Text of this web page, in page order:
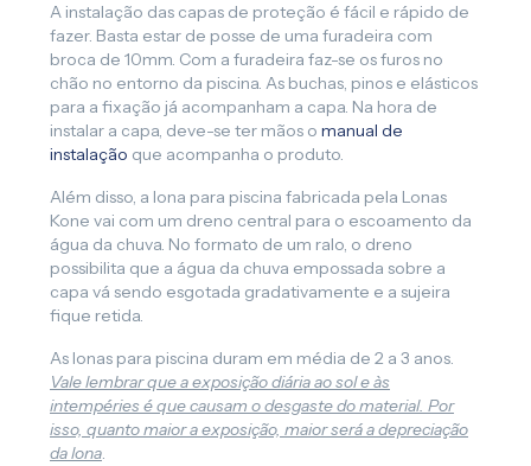
A instalação das capas de proteção é fácil e rápido de
fazer. Basta estar de posse de uma furadeira com
broca de 10mm. Com a furadeira faz-se os furos no
chão no entorno da piscina. As buchas, pinos e elásticos
para a fixação já acompanham a capa. Na hora de
instalar a capa, deve-se ter mãos o manual de
instalação que acompanha o produto.
Além disso, a lona para piscina fabricada pela Lonas
Kone vai com um dreno central para o escoamento da
água da chuva. No formato de um ralo, o dreno
possibilita que a água da chuva empossada sobre a
capa vá sendo esgotada gradativamente e a sujeira
fique retida.
As lonas para piscina duram em média de 2 a 3 anos.
Vale lembrar que a exposição diária ao sol e às
intempéries é que causam o desgaste do material. Por
isso, quanto maior a exposição, maior será a depreciação
da lona.